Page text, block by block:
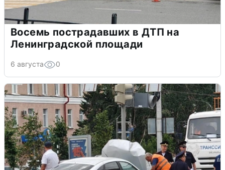
Восемь пострадавших в ДТП на
Ленинградской площади
6 августа 0